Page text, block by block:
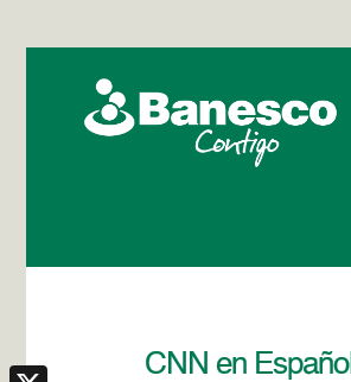
CNN en Español